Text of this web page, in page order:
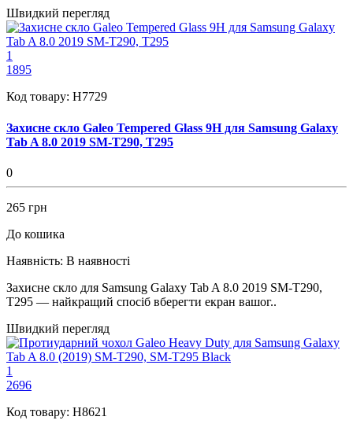
Швидкий перегляд
1
1895
Код товару: H7729
Захисне скло Galeo Tempered Glass 9H для Samsung Galaxy
Tab A 8.0 2019 SM-T290, T295
0
265 грн
До кошика
Наявність: В наявності
Захисне скло для Samsung Galaxy Tab A 8.0 2019 SM-T290,
T295 — найкращий спосіб вберегти екран вашог..
Швидкий перегляд
1
2696
Код товару: H8621